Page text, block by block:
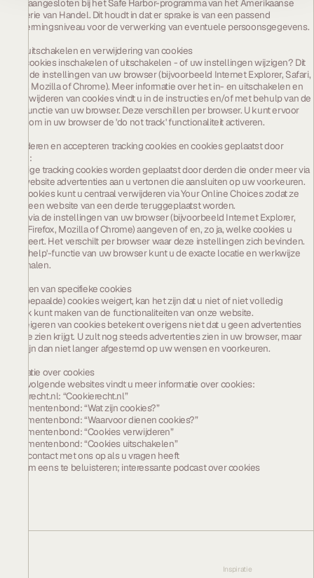
en zijn aangesloten bij het Safe Harbor-programma van het Amerikaanse
Ministerie van Handel. Dit houdt in dat er sprake is van een passend
beschermingsniveau voor de verwerking van eventuele persoonsgegevens.
In- en uitschakelen en verwijdering van cookies
Wilt u cookies inschakelen of uitschakelen - of uw instellingen wijzigen? Dit
kan via de instellingen van uw browser (bijvoorbeeld Internet Explorer, Safari,
Firefox, Mozilla of Chrome). Meer informatie over het in- en uitschakelen en
het verwijderen van cookies vindt u in de instructies en/of met behulp van de
Help-functie van uw browser. Deze verschillen per browser. U kunt ervoor
kiezen om in uw browser de 'do not track' functionaliteit activeren.
Verwijderen en accepteren tracking cookies en cookies geplaatst door
derden:
Sommige tracking cookies worden geplaatst door derden die onder meer via
onze website advertenties aan u vertonen die aansluiten op uw voorkeuren.
Deze cookies kunt u centraal verwijderen via Your Online Choices zodat ze
niet bij een website van een derde teruggeplaatst worden.
U kunt via de instellingen van uw browser (bijvoorbeeld Internet Explorer,
Safari, Firefox, Mozilla of Chrome) aangeven of en, zo ja, welke cookies u
accepteert. Het verschilt per browser waar deze instellingen zich bevinden.
Via de 'help'-functie van uw browser kunt u de exacte locatie en werkwijze
achterhalen.
Weigeren van specifieke cookies
Als u (bepaalde) cookies weigert, kan het zijn dat u niet of niet volledig
gebruik kunt maken van de functionaliteiten van onze website.
Het weigeren van cookies betekent overigens niet dat u geen advertenties
meer te zien krijgt. U zult nog steeds advertenties zien in uw browser, maar
deze zijn dan niet langer afgestemd op uw wensen en voorkeuren.
Informatie over cookies
Op de volgende websites vindt u meer informatie over cookies:
Cookierecht.nl: “Cookierecht.nl”
Consumentenbond: “Wat zijn cookies?”
Consumentenbond: “Waarvoor dienen cookies?”
Consumentenbond: “Cookies verwijderen”
Consumentenbond: “Cookies uitschakelen”
Neem contact met ons op als u vragen heeft
Leuk om eens te beluisteren; interessante podcast over cookies
Inspiratie